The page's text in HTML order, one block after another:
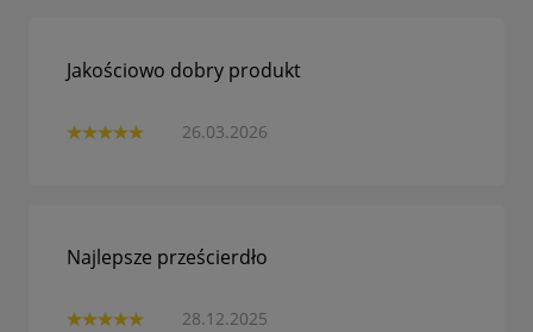
26.03.2026
Jakościowo dobry produkt
28.12.2025
Najlepsze prześcierdło